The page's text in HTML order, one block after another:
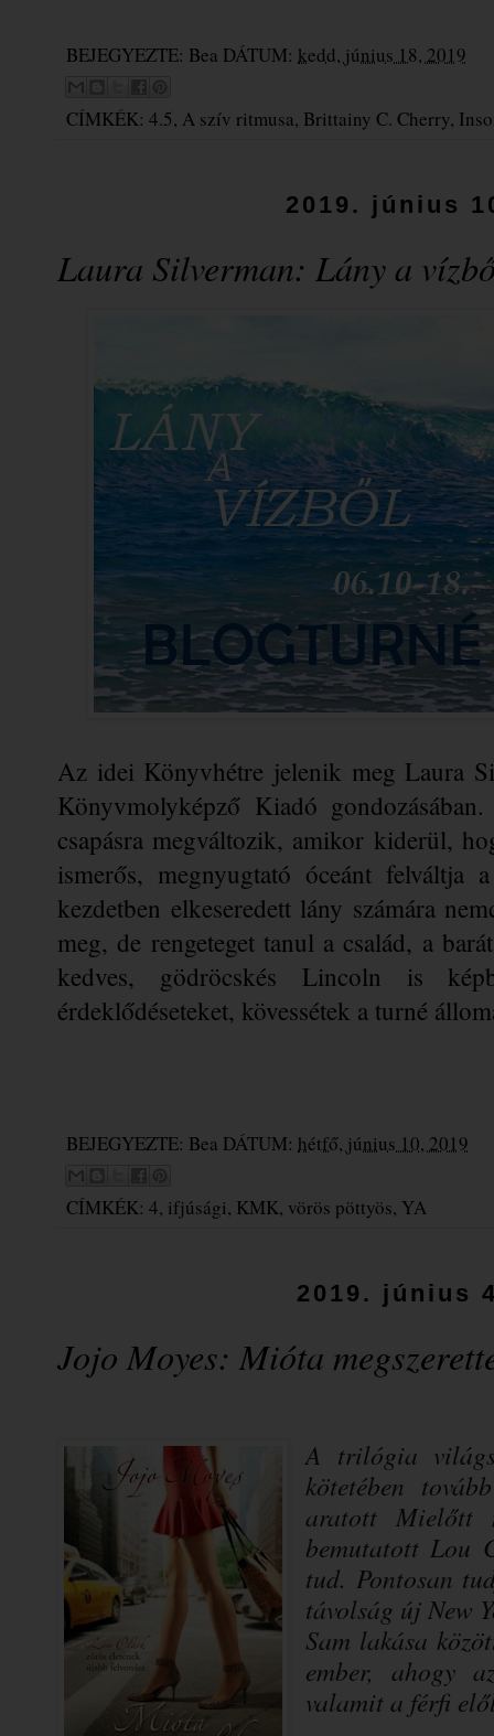
BEJEGYEZTE: Bea DÁTUM: kedd, június 18, 2019
CÍMKÉK: 4.5, A szív ritmusa, Brittainy C. Cherry,
2019. június
Laura Silverman: Lány a
Az idei Könyvhétre jelenik meg Laura
Könyvmolyképző Kiadó
csapásra megváltozik, amikor kiderül,
ismerős, megnyugtató óceánt
kezdetben elkeseredett lány számára
meg, de rengeteget tanul a család, a
kedves, gödröcskés Lincoln is
érdeklődéseteket, kövessétek a turné
BEJEGYEZTE: Bea DÁTUM: hétfő, június 10, 2019
CÍMKÉK: 4, ifjúsági, KMK, vörös pöttyös, YA
2019. június
Jojo Moyes: Mióta
A trilógia
kötetében
aratott Mielőtt
bemutatott Lou
tud. Pontosan
távolság új New
Sam lakása
ember, ahogy
valamit a férfi